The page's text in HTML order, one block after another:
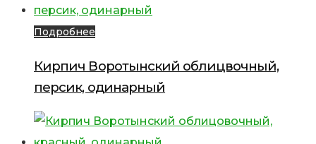
Подробнее
Кирпич Воротынский облицвочный,
персик, одинарный